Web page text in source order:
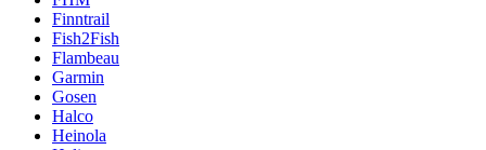
Finntrail
Fish2Fish
Flambeau
Garmin
Gosen
Halco
Heinola